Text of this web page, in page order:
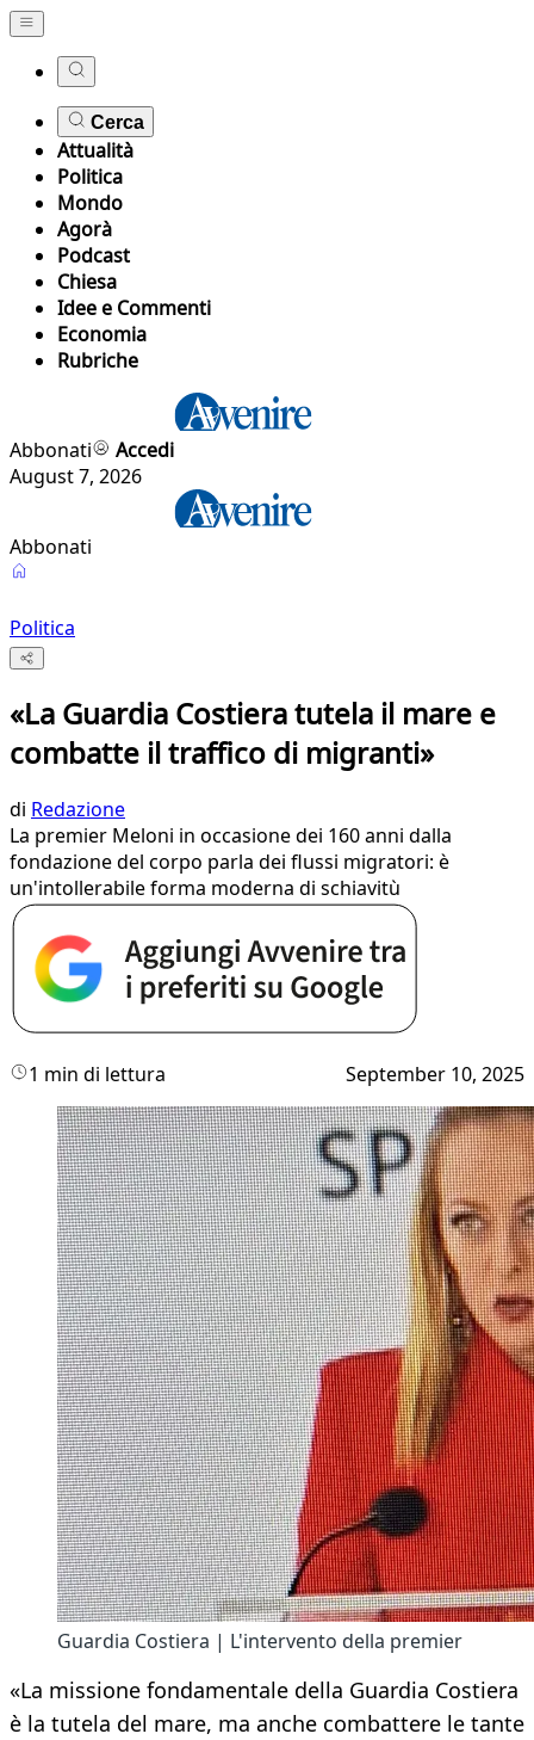
Cerca
Attualità
Politica
Mondo
Agorà
Podcast
Chiesa
Idee e Commenti
Economia
Rubriche
Abbonati
Accedi
August 7, 2026
Abbonati
Politica
«La Guardia Costiera tutela il mare e
combatte il traffico di migranti»
di Redazione
La premier Meloni in occasione dei 160 anni dalla
fondazione del corpo parla dei flussi migratori: è
un'intollerabile forma moderna di schiavitù
1 min di lettura September 10, 2025
Guardia Costiera | L'intervento della premier
«La missione fondamentale della Guardia Costiera
è la tutela del mare, ma anche combattere le tante